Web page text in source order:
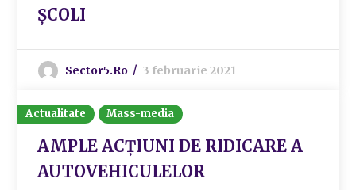
ȘCOLI
Sector5.ro 3 februarie 2021
Actualitate Mass-media
AMPLE ACȚIUNI DE RIDICARE A
AUTOVEHICULELOR